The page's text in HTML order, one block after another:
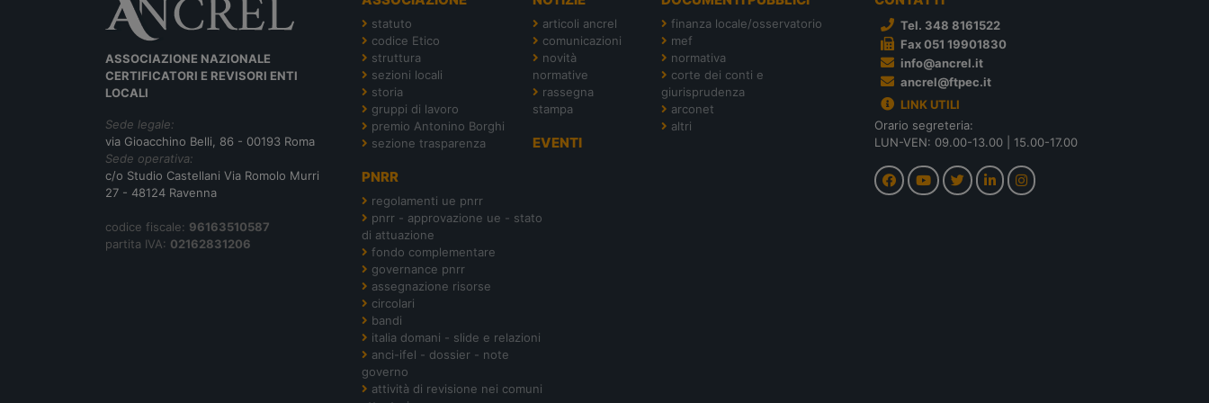
ASSOCIAZIONE NAZIONALE
CERTIFICATORI E REVISORI ENTI
LOCALI
Sede legale:
via Gioacchino Belli, 86 - 00193 Roma
Sede operativa:
c/o Studio Castellani Via Romolo Murri
27 - 48124 Ravenna
codice fiscale: 96163510587
partita IVA: 02162831206
statuto
codice Etico
struttura
sezioni locali
storia
gruppi di lavoro
premio Antonino Borghi
sezione trasparenza
articoli ancrel
comunicazioni
novità
normative
rassegna
stampa
EVENTI
finanza locale/osservatorio
mef
normativa
corte dei conti e
giurisprudenza
arconet
altri
PNRR
regolamenti ue pnrr
pnrr - approvazione ue - stato
di attuazione
fondo complementare
governance pnrr
assegnazione risorse
circolari
bandi
italia domani - slide e relazioni
anci-ifel - dossier - note
governo
attività di revisione nei comuni
Tel. 348 8161522
Fax 051 19901830
info@ancrel.it
ancrel@ftpec.it
LINK UTILI
Orario segreteria:
LUN-VEN: 09.00-13.00 | 15.00-17.00